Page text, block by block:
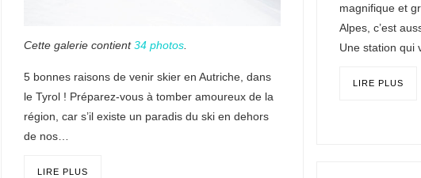
magnifique et
Alpes, c’est
Une station qui
LIRE PLUS
Cette galerie contient34 photos
5 bonnes raisons de venir skier en Autriche, dans
le Tyrol ! Préparez-vous à tomber amoureux de la
région, car s’il existe un paradis du ski en dehors
de nos…
LIRE PLUS